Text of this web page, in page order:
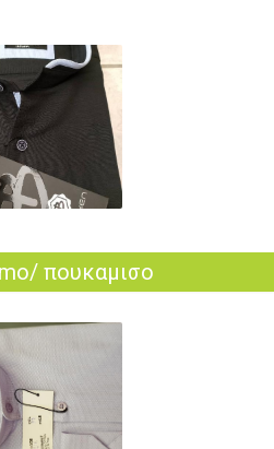
πουκαμισο